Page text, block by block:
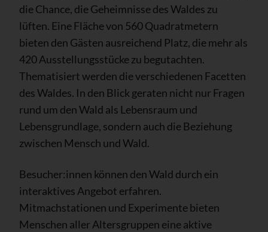
die Chance, die Geheimnisse des Waldes zu
lüften. Eine Fläche von 560 Quadratmetern
bieten den Gästen ausreichend Platz, die mehr als
420 Ausstellungsstücke zu begutachten.
Thematisiert werden die verschiedenen Facetten
des Waldes. In den Blick geraten nicht nur Fragen
rund um den Wald als Lebensraum und
Lebensgrundlage, sondern auch die Beziehung
zwischen Mensch und Wald.
Besucher:innen können den Wald durch ein
interaktives Angebot erfahren.
Mitmachstationen und Experimente bieten
Menschen aller Altersgruppen eine aktive